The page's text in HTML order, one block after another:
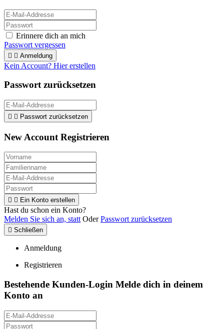
Erinnere dich an mich
Passwort vergessen
  Anmeldung
Kein Account? Hier erstellen
Passwort zurücksetzen
  Passwort zurücksetzen
New Account Registrieren
  Ein Konto erstellen
Hast du schon ein Konto?
Melden Sie sich an, stattOderPasswort zurücksetzen
 Schließen
Anmeldung
Registrieren
Bestehende Kunden-Login Melde dich in deinem
Konto an